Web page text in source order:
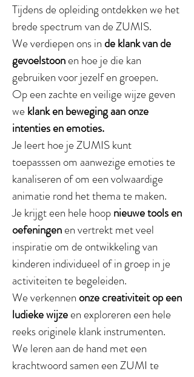
Tijdens de opleiding ontdekken we het
brede spectrum van de ZUMIS.
We verdiepen ons in de klank van de
gevoelstoonen hoe je die kan
gebruiken voor jezelf en groepen.
Op een zachte en veilige wijze geven
we klank en beweging aan onze
intenties en emoties.
Je leert hoe je ZUMIS kunt
toepasssen om aanwezige emoties te
kanaliseren of om een volwaardige
animatie rond het thema te maken.
Je krijgt een hele hoopnieuwe tools en
oefeningenen vertrekt met veel
inspiratie om de ontwikkeling van
kinderen individueel of in groep in je
activiteiten te begeleiden.
We verkennenonze creativiteit op een
ludieke wijzeen exploreren een hele
reeks originele klank instrumenten.
We leren aan de hand met een
krachtwoord samen een ZUMI te